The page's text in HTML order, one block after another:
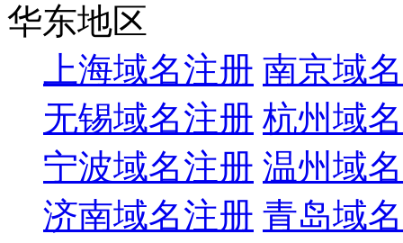
华东地区
上海域名注册 南京域
无锡域名注册 杭州域
宁波域名注册 温州域
济南域名注册 青岛域